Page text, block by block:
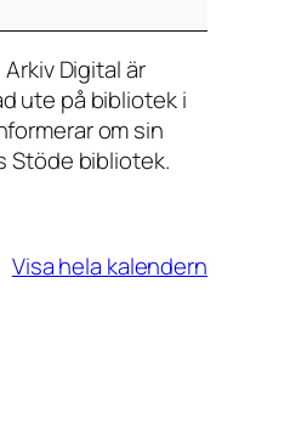
Digital är
ute på bibliotek i
om sin
Stöde bibliotek.
Visa hela kalendern